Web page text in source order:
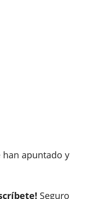
han apuntado y
Seguro